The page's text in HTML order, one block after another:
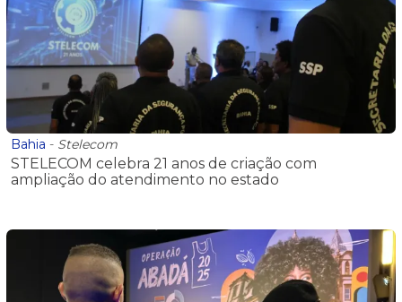
Bahia - Stelecom
STELECOM celebra 21 anos de criação com
ampliação do atendimento no estado